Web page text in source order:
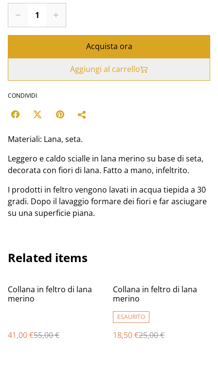
Acquista ora
Aggiungi al carrello
CONDIVIDI
Materiali: Lana, seta.
Leggero e caldo scialle in lana merino su base di seta,
decorata con fiori di lana. Fatto a mano, infeltrito.
I prodotti in feltro vengono lavati in acqua tiepida a 30
gradi. Dopo il lavaggio formare dei fiori e far asciugare
su una superficie piana.
Related items
%
Collana in feltro di lana
merino
41,00 €55,00 €
%
Collana in feltro di lana
merino
ESAURITO
18,50 €25,00 €